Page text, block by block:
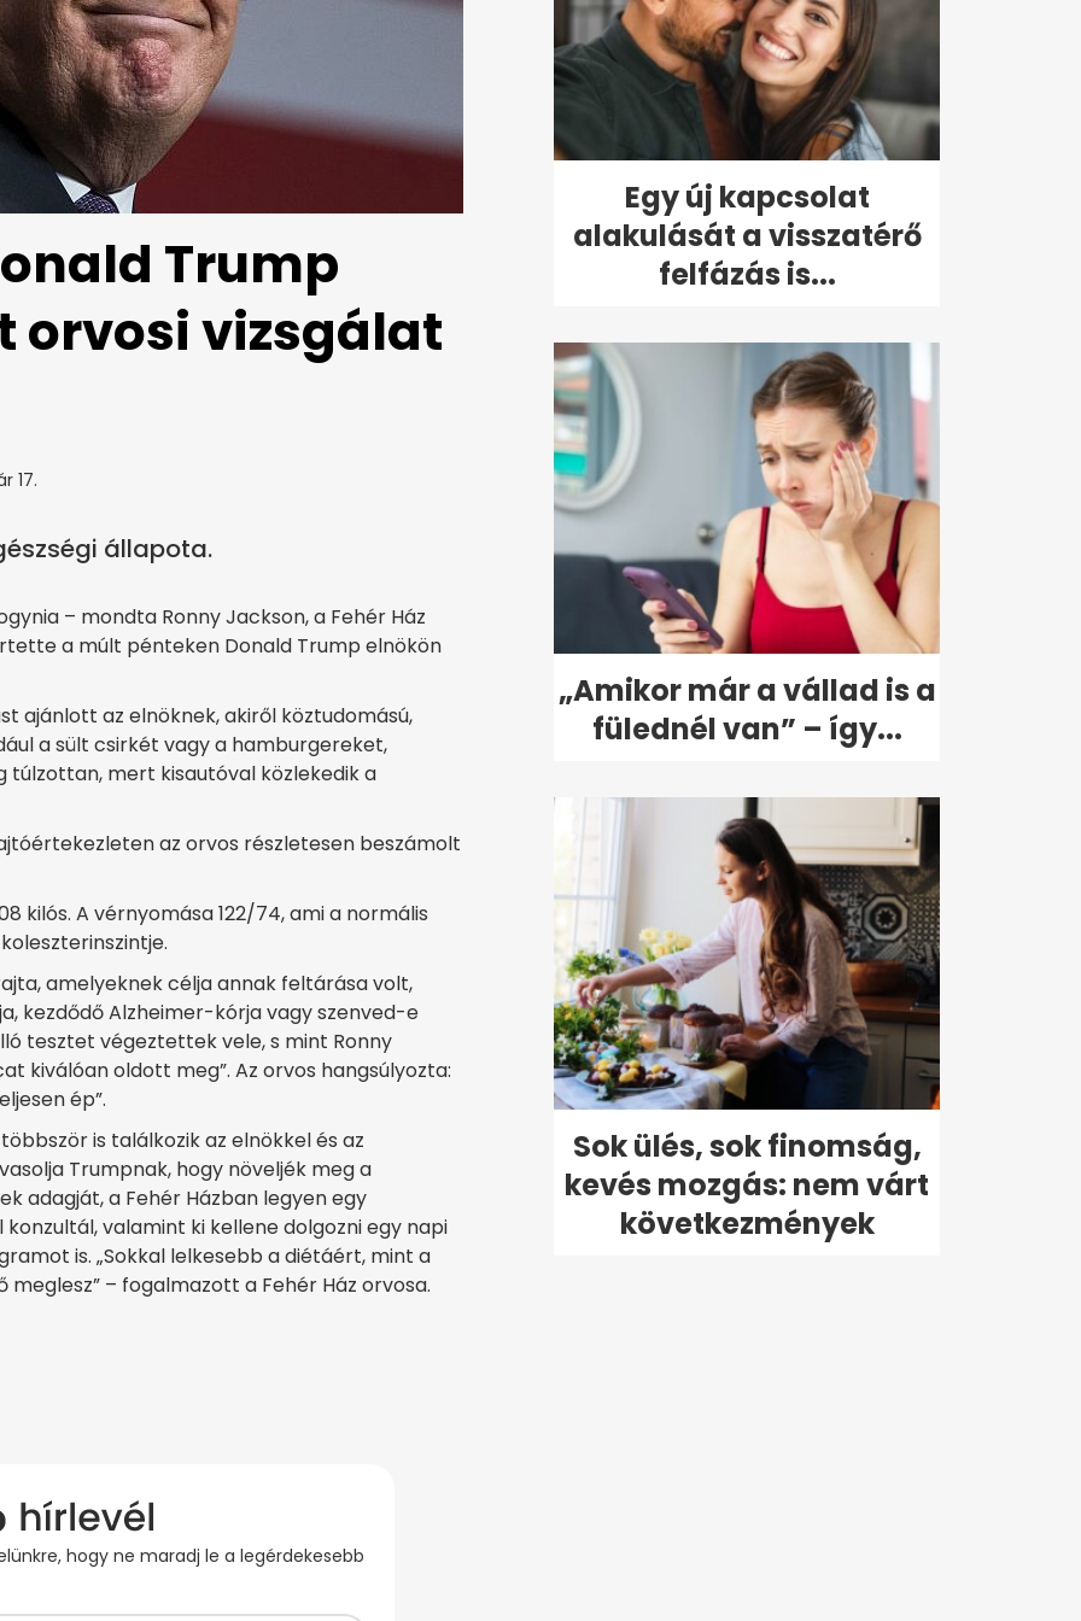
Trump
orvosi vizsgálat
17.
állapota.
– mondta Ronny Jackson, a Fehér Ház
a múlt pénteken Donald Trump elnökön
ajánlott az elnöknek, akiről köztudomású,
a sült csirkét vagy a hamburgereket,
túlzottan, mert kisautóval közlekedik a
az orvos részletesen beszámolt
kilós. A vérnyomása 122/74, ami a normális
amelyeknek célja annak feltárása volt,
kezdődő Alzheimer-kórja vagy szenved-e
tesztet végeztettek vele, s mint Ronny
kiválóan oldott meg”. Az orvos hangsúlyozta:
ép”.
is találkozik az elnökkel és az
Trumpnak, hogy növeljék meg a
adagját, a Fehér Házban legyen egy
valamint ki kellene dolgozni egy napi
is. „Sokkal lelkesebb a diétáért, mint a
– fogalmazott a Fehér Ház orvosa.
hogy ne maradj le a legérdekesebb
Egy új kapcsolat
alakulását a visszatérő
felfázás is...
„Amikor már a vállad is a
fülednél van” – így...
Sok ülés, sok finomság,
kevés mozgás: nem várt
következmények